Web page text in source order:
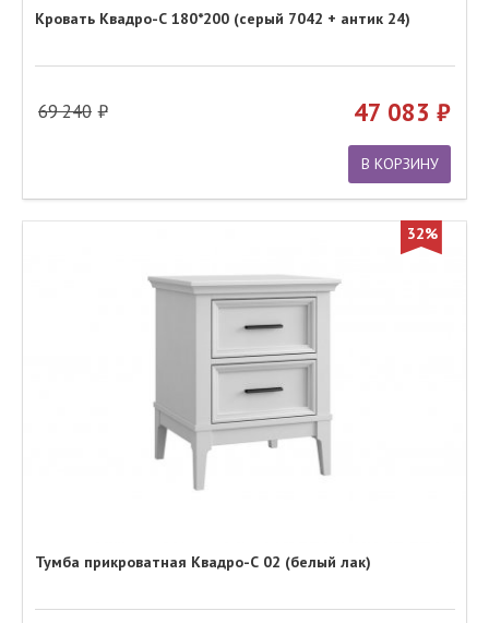
Кровать Квадро-С 180*200 (серый 7042 + антик 24)
69 240 47 083
В КОРЗИНУ
32%
Тумба прикроватная Квадро-С 02 (белый лак)